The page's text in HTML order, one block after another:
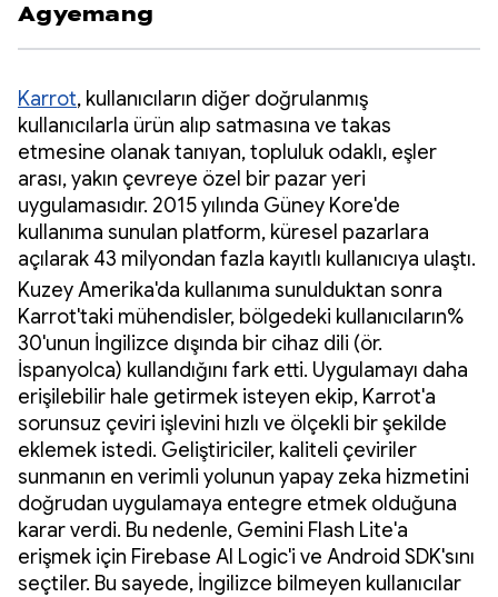
Agyemang
Karrot, kullanıcıların diğer doğrulanmış
kullanıcılarla ürün alıp satmasına ve takas
etmesine olanak tanıyan, topluluk odaklı, eşler
arası, yakın çevreye özel bir pazar yeri
uygulamasıdır. 2015 yılında Güney Kore'de
kullanıma sunulan platform, küresel pazarlara
açılarak 43 milyondan fazla kayıtlı kullanıcıya ulaştı.
Kuzey Amerika'da kullanıma sunulduktan sonra
Karrot'taki mühendisler, bölgedeki kullanıcıların%
30'unun İngilizce dışında bir cihaz dili (ör.
İspanyolca) kullandığını fark etti. Uygulamayı daha
erişilebilir hale getirmek isteyen ekip, Karrot'a
sorunsuz çeviri işlevini hızlı ve ölçekli bir şekilde
eklemek istedi. Geliştiriciler, kaliteli çeviriler
sunmanın en verimli yolunun yapay zeka hizmetini
doğrudan uygulamaya entegre etmek olduğuna
karar verdi. Bu nedenle, Gemini Flash Lite'a
erişmek için Firebase AI Logic'i ve Android SDK'sını
seçtiler. Bu sayede, İngilizce bilmeyen kullanıcılar